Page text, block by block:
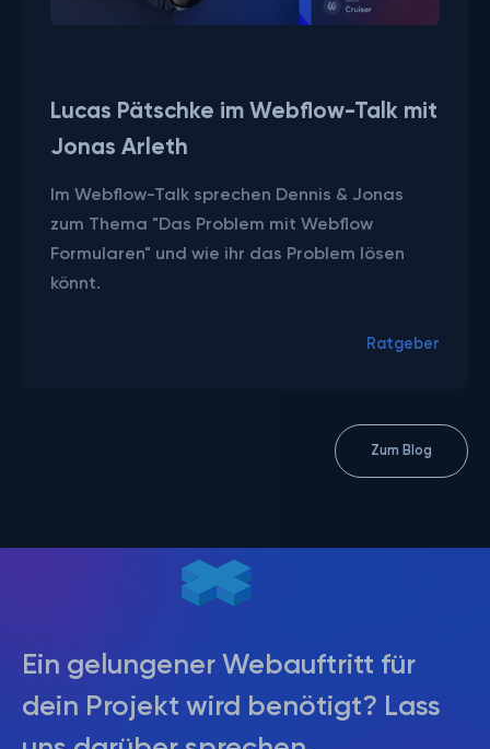
Beitrag ansehen
Lucas Pätschke im Webflow-Talk mit
Jonas Arleth
Im Webflow-Talk sprechen Dennis & Jonas
zum Thema "Das Problem mit Webflow
Formularen" und wie ihr das Problem lösen
könnt.
Ratgeber
Zum Blog
Ein gelungener Webauftritt für
dein Projekt wird benötigt? Lass